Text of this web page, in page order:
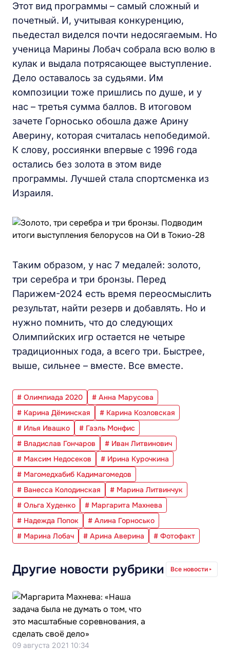
Этот вид программы – самый сложный и
почетный. И, учитывая конкуренцию,
пьедестал виделся почти недосягаемым. Но
ученица Марины Лобач собрала всю волю в
кулак и выдала потрясающее выступление.
Дело оставалось за судьями. Им
композиции тоже пришлись по душе, и у
нас – третья сумма баллов. В итоговом
зачете Горносько обошла даже Арину
Аверину, которая считалась непобедимой.
К слову, россиянки впервые с 1996 года
остались без золота в этом виде
программы. Лучшей стала спортсменка из
Израиля.
Таким образом, у нас 7 медалей: золото,
три серебра и три бронзы. Перед
Парижем-2024 есть время переосмыслить
результат, найти резерв и добавлять. Но и
нужно помнить, что до следующих
Олимпийских игр остается не четыре
традиционных года, а всего три. Быстрее,
выше, сильнее – вместе. Все вместе.
# Олимпиада 2020
# Анна Марусова
# Карина Дёминская
# Карина Козловская
# Илья Ивашко
# Гаэль Монфис
# Владислав Гончаров
# Иван Литвинович
# Максим Недосеков
# Ирина Курочкина
# Магомедхабиб Кадимагомедов
# Ванесса Колодинская
# Марина Литвинчук
# Ольга Худенко
# Маргарита Махнева
# Надежда Попок
# Алина Горносько
# Марина Лобач
# Арина Аверина # Фотофакт
Другие новости рубрики Все новости
09 августа 2021 10:34